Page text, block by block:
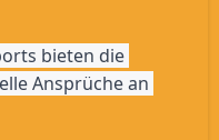
bieten die
Ansprüche an